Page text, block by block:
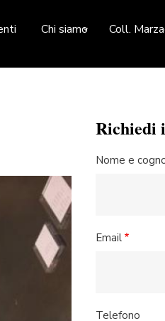
Chi siamo Coll.
Richiedi
Nome e
Email
Telefono